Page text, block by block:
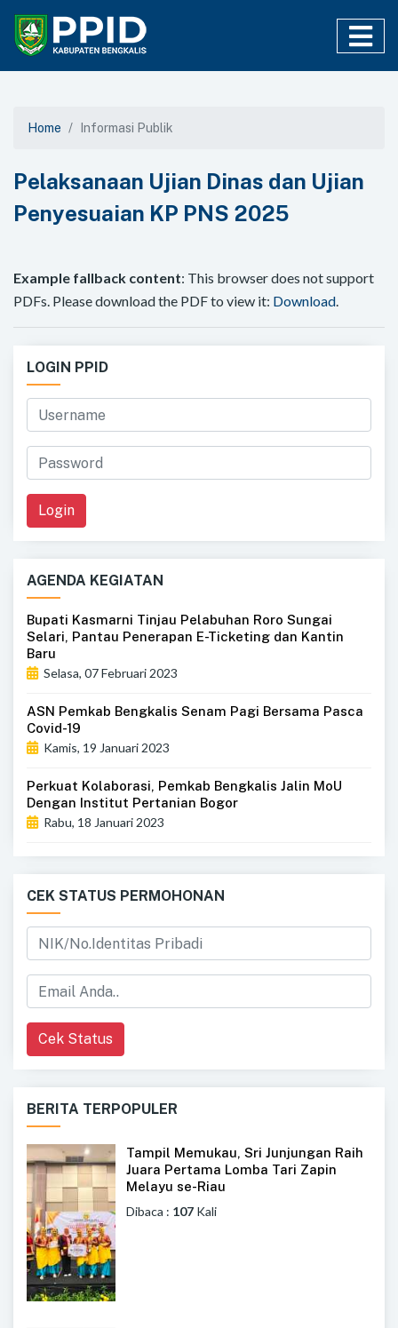
Home Informasi Publik
Pelaksanaan Ujian Dinas dan Ujian
Penyesuaian KP PNS 2025
Example fallback content: This browser does not support
PDFs. Please download the PDF to view it: Download.
LOGIN PPID
Login
AGENDA KEGIATAN
Bupati Kasmarni Tinjau Pelabuhan Roro Sungai
Selari, Pantau Penerapan E-Ticketing dan Kantin
Baru
Selasa, 07 Februari 2023
ASN Pemkab Bengkalis Senam Pagi Bersama Pasca
Covid-19
Kamis, 19 Januari 2023
Perkuat Kolaborasi, Pemkab Bengkalis Jalin MoU
Dengan Institut Pertanian Bogor
Rabu, 18 Januari 2023
CEK STATUS PERMOHONAN
Cek Status
BERITA TERPOPULER
Tampil Memukau, Sri Junjungan Raih
Juara Pertama Lomba Tari Zapin
Melayu se-Riau
Dibaca : 107 Kali